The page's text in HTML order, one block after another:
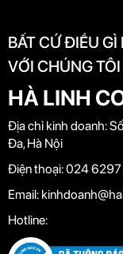
BẤT CỨ ĐIỀU GÌ
VỚI CHÚNG TÔI
HÀ LINH
Địa chỉ kinh doanh:
Đa, Hà Nội
Điện thoại:024
Email:
Hotline: